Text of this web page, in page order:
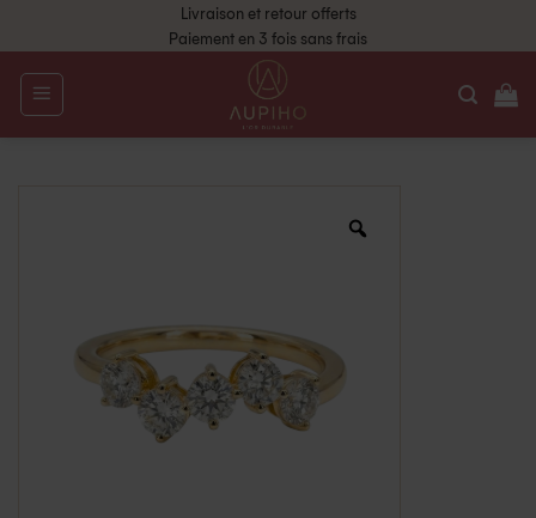
Livraison et retour offerts
Paiement en 3 fois sans frais